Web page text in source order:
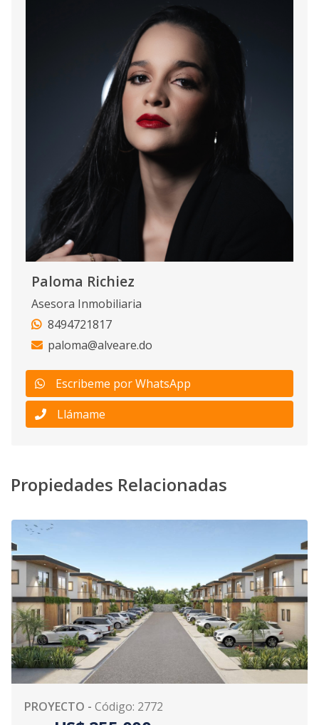
Paloma Richiez
Asesora Inmobiliaria
8494721817
paloma@alveare.do
Escribeme por WhatsApp
Llámame
Propiedades Relacionadas
PROYECTO - Código: 2772